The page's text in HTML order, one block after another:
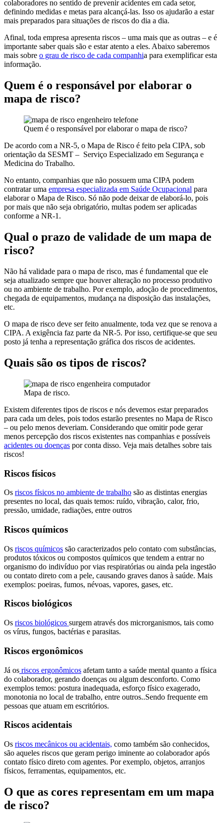
colaboradores no sentido de prevenir acidentes em cada setor,
definindo medidas e metas para alcançá-las. Isso os ajudarão a estar
mais preparados para situações de riscos do dia a dia.
Afinal, toda empresa apresenta riscos – uma mais que as outras – e é
importante saber quais são e estar atento a eles. Abaixo saberemos
mais sobre o grau de risco de cada companhia para exemplificar esta
informação.
Quem é o responsável por elaborar o
mapa de risco?
Quem é o responsável por elaborar o mapa de risco?
De acordo com a NR-5, o Mapa de Risco é feito pela CIPA, sob
orientação da SESMT – Serviço Especializado em Segurança e
Medicina do Trabalho.
No entanto, companhias que não possuem uma CIPA podem
contratar uma empresa especializada em Saúde Ocupacional para
elaborar o Mapa de Risco. Só não pode deixar de elaborá-lo, pois
por mais que não seja obrigatório, multas podem ser aplicadas
conforme a NR-1.
Qual o prazo de validade de um mapa de
risco?
Não há validade para o mapa de risco, mas é fundamental que ele
seja atualizado sempre que houver alteração no processo produtivo
ou no ambiente de trabalho. Por exemplo, adoção de procedimentos,
chegada de equipamentos, mudança na disposição das instalações,
etc.
O mapa de risco deve ser feito anualmente, toda vez que se renova a
CIPA. A exigência faz parte da NR-5. Por isso, certifique-se que seu
posto já tenha a representação gráfica dos riscos de acidentes.
Quais são os tipos de riscos?
Mapa de risco.
Existem diferentes tipos de riscos e nós devemos estar preparados
para cada um deles, pois todos estarão presentes no Mapa de Risco
– ou pelo menos deveriam. Considerando que omitir pode gerar
menos percepção dos riscos existentes nas companhias e possíveis
acidentes ou doenças por conta disso. Veja mais detalhes sobre tais
riscos!
Riscos físicos
Os riscos físicos no ambiente de trabalho são as distintas energias
presentes no local, das quais temos: ruído, vibração, calor, frio,
pressão, umidade, radiações, entre outros
Riscos químicos
Os riscos químicos são caracterizados pelo contato com substâncias,
produtos tóxicos ou compostos químicos que tendem a entrar no
organismo do indivíduo por vias respiratórias ou ainda pela ingestão
ou contato direto com a pele, causando graves danos à saúde. Mais
exemplos: poeiras, fumos, névoas, vapores, gases, etc.
Riscos biológicos
Os riscos biológicos surgem através dos microrganismos, tais como
os vírus, fungos, bactérias e parasitas.
Riscos ergonômicos
Já os riscos ergonômicos afetam tanto a saúde mental quanto a física
do colaborador, gerando doenças ou algum desconforto. Como
exemplos temos: postura inadequada, esforço físico exagerado,
monotonia no local de trabalho, entre outros..Sendo frequente em
pessoas que atuam em escritórios.
Riscos acidentais
Os riscos mecânicos ou acidentais, como também são conhecidos,
são aqueles riscos que geram perigo iminente ao colaborador após
contato físico direto com agentes. Por exemplo, objetos, arranjos
físicos, ferramentas, equipamentos, etc.
O que as cores representam em um mapa
de risco?